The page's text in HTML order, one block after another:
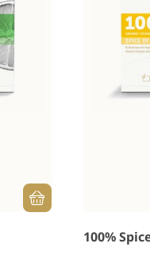
100%